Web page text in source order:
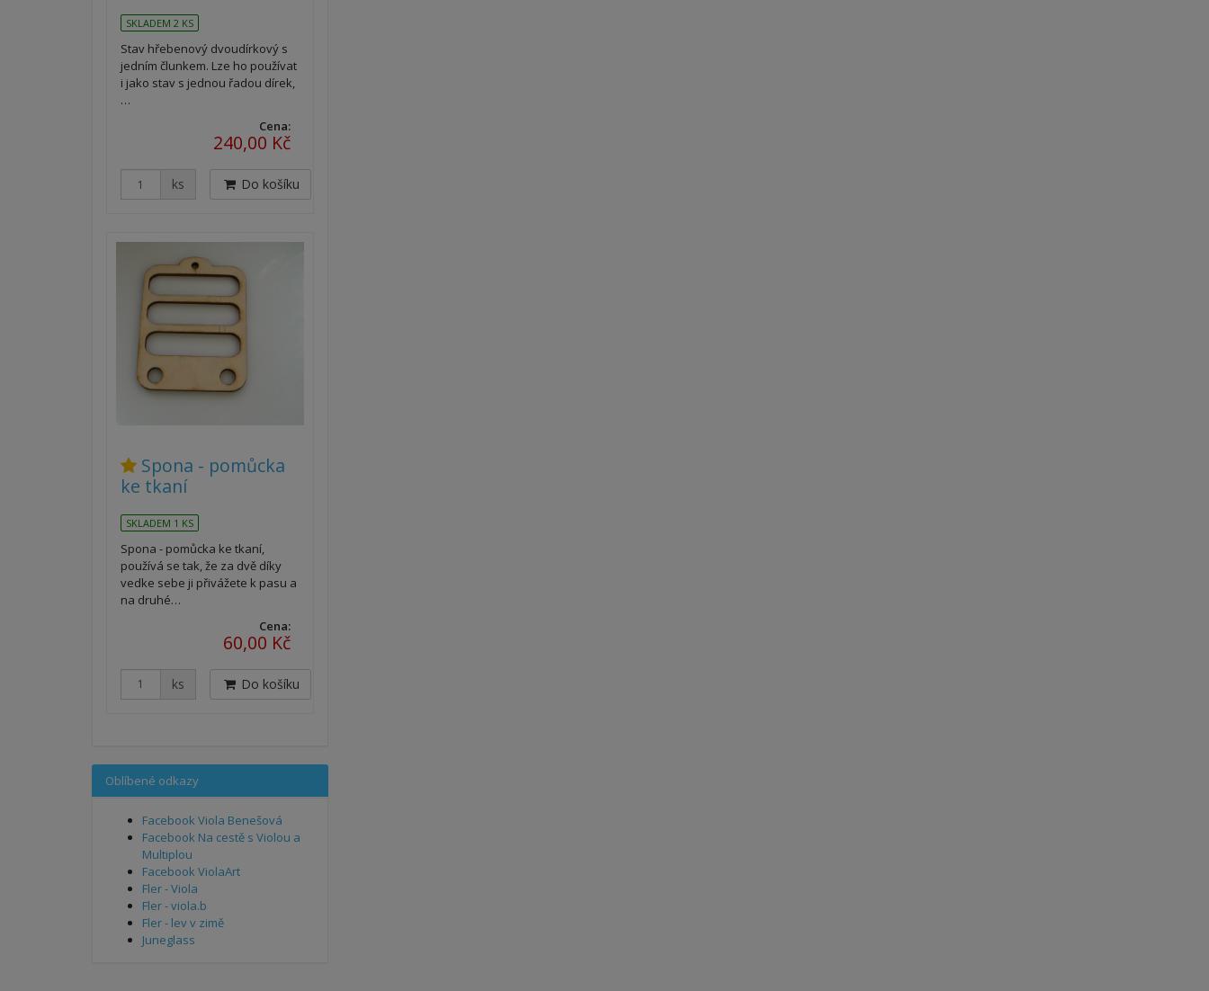
SKLADEM 2 KS
Stav hřebenový dvoudírkový s
jedním člunkem. Lze ho používat
i jako stav s jednou řadou dírek,
…
Cena:
240,00 Kč
ks Do košíku
Spona - pomůcka
ke tkaní
SKLADEM 1 KS
Spona - pomůcka ke tkaní,
používá se tak, že za dvě díky
vedke sebe ji přivážete k pasu a
na druhé…
Cena:
60,00 Kč
ks Do košíku
Oblíbené odkazy
Facebook Viola Benešová
Facebook Na cestě s Violou a
Multiplou
Facebook ViolaArt
Fler - Viola
Fler - viola.b
Fler - lev v zimě
Juneglass